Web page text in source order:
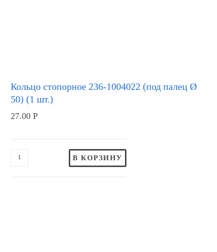
Кольцо стопорное 236-1004022 (под палец Ø
50) (1 шт.)
27.00Р
В КОРЗИНУ